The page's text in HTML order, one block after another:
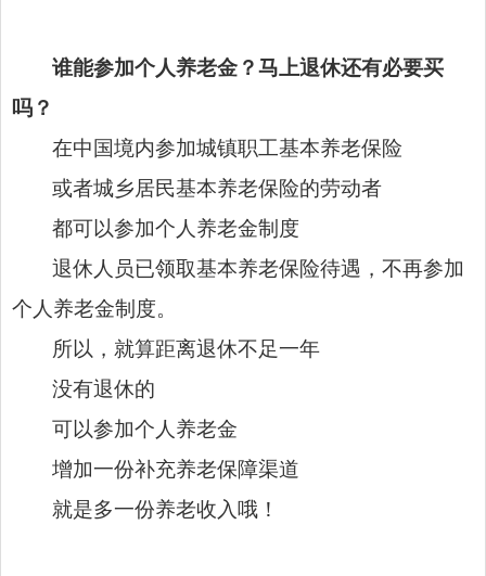
谁能参加个人养老金？马上退休还有必要买
吗？
在中国境内参加城镇职工基本养老保险
或者城乡居民基本养老保险的劳动者
都可以参加个人养老金制度
退休人员已领取基本养老保险待遇，不再参加
个人养老金制度。
所以，就算距离退休不足一年
没有退休的
可以参加个人养老金
增加一份补充养老保障渠道
就是多一份养老收入哦！